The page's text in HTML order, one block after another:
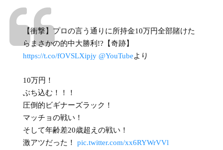
【衝撃】プロの言う通りに所持金10万円全部賭けた
らまさかの的中大勝利!?【奇跡】
https://t.co/fOVSLXipjy @YouTubeより
10万円！
ぶち込む！！！
圧倒的ビギナーズラック！
マッチョの戦い！
そして年齢差20歳超えの戦い！
激アツだった！ pic.twitter.com/xx6RYWrVVl